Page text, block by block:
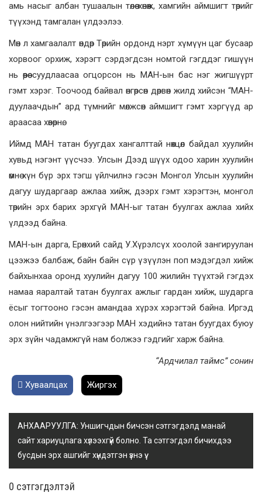
амь насыг албан тушаалын төлөө хөнөөж, хамгийн аймшигт төрийг
түүхэнд тамгалан үлдээлээ.
Мөн л хамгаалалт өндөр Төрийн ордонд нэрт хүмүүн цаг бусаар
хорвоог орхиж, хэрэгт сэрдэгдсэн номтой гэгддэг гишүүн
нь өөрөө суудлаасаа огцорсон нь МАН-ын бас нэг жигшүүрт
гэмт хэрэг. Тоочоод байвал өнгөрсөн дөрвөн жилд хийсэн “МАН-
дуулаачдын” ард түмнийг мөлжсөн аймшигт гэмт хэргүүд ар
араасаа хөвөрнө.
Иймд МАН татан буугдах хангалттай нөхцөл байдал хуулийн
хувьд нэгэнт үүсчээ. Улсын Дээд шүүх одоо харин хуулийн
өмнө хүн бүр эрх тэгш үйлчилнэ гэсэн Монгол Улсын хуулийн
дагуу шударгаар ажлаа хийж, дээрх гэмт хэрэгтэн, монгол
төрийн эрх барих эрхгүй МАН-ыг татан буулгах ажлаа хийх
үлдээд байна.
МАН-ын дарга, Ерөнхий сайд У.Хүрэлсүх хоолой зангируулан
цээжээ балбаж, байн байн сүр үзүүлэн поп мэдэгдэл хийж
байхынхаа оронд хуулийн дагуу 100 жилийн түүхтэй гэгдэх
намаа яаралтай татан буулгах ажлыг гардан хийж, шударга
ёсыг тогтооно гэсэн амандаа хүрэх хэрэгтэй байна. Иргэд
олон нийтийн үнэлгээгээр МАН хэдийнэ татан буугдах буюу
эрх зүйн чадамжгүй нам болжээ гэдгийг харж байна.
“Ардчилал таймс” сонин
Хуваалцах Жиргэх
АНХААРУУЛГА: Уншигчдын бичсэн сэтгэгдэлд манай
сайт хариуцлага хүлээхгүй болно. Та сэтгэгдэл бичихдээ
бусдын эрх ашгийг хүндэтгэн үзнэ үү.
0 cэтгэгдэлтэй